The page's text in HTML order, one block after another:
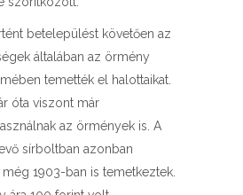
betelepülést követően az
általában az örmény
temették el halottaikat.
óta viszont már
az örmények is. A
sírboltban azonban
1903-ban is temetkeztek.